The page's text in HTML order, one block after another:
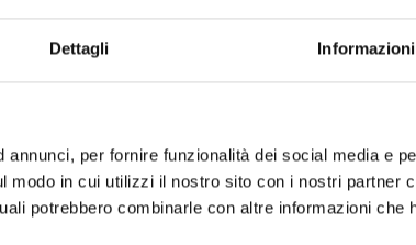
Dettagli
per fornire funzionalità dei social media e
modo in cui utilizzi il nostro sito con i nostri partner
potrebbero combinarle con altre informazioni che
une
une